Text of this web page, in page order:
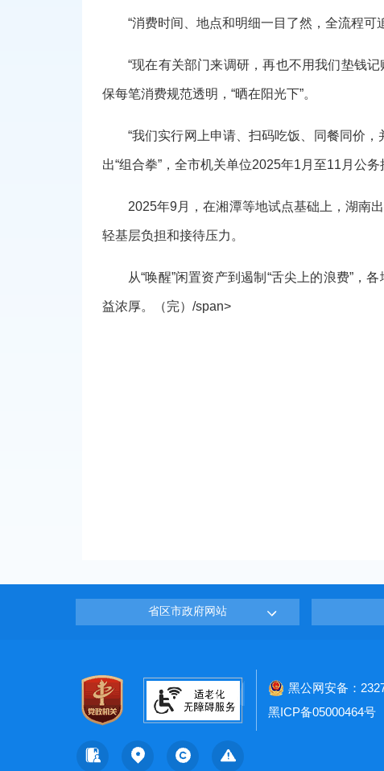
“消费时间、地点和明细一目了然，全流程可
“现在有关部门来调研，再也不用我们垫钱
保每笔消费规范透明，“晒在阳光下”。
“我们实行网上申请、扫码吃饭、同餐同价
出“组合拳”，全市机关单位2025年1月至11月公
2025年9月，在湘潭等地试点基础上，湖南
轻基层负担和接待压力。
从“唤醒”闲置资产到遏制“舌尖上的浪费”，
益浓厚。（完）/span>
省区市政府网站
黑公网安备：
黑ICP备05000464号